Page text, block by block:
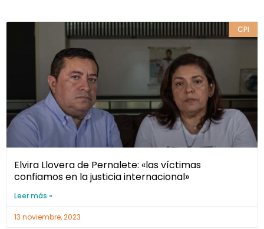
CPI
Elvira Llovera de Pernalete: «las víctimas
confiamos en la justicia internacional»
Leer más »
13 noviembre, 2023